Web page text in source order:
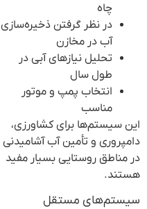
چاه
در نظر گرفتن ذخیره‌سازی
آب در مخازن
تحلیل نیازهای آبی در
طول سال
انتخاب پمپ و موتور
مناسب
این سیستم‌ها برای کشاورزی،
دامپروری و تأمین آب آشامیدنی
در مناطق روستایی بسیار مفید
هستند.
سیستم‌های مستقل